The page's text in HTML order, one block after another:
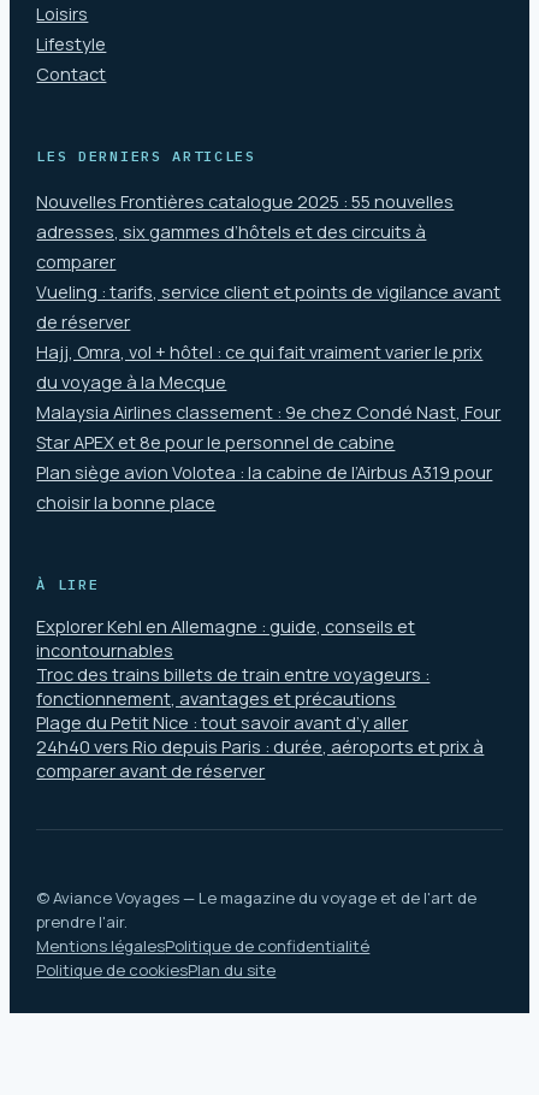
Loisirs
Lifestyle
Contact
LES DERNIERS ARTICLES
Nouvelles Frontières catalogue 2025 : 55 nouvelles
adresses, six gammes d’hôtels et des circuits à
comparer
Vueling : tarifs, service client et points de vigilance avant
de réserver
Hajj, Omra, vol + hôtel : ce qui fait vraiment varier le prix
du voyage à la Mecque
Malaysia Airlines classement : 9e chez Condé Nast, Four
Star APEX et 8e pour le personnel de cabine
Plan siège avion Volotea : la cabine de l’Airbus A319 pour
choisir la bonne place
À LIRE
Explorer Kehl en Allemagne : guide, conseils et
incontournables
Troc des trains billets de train entre voyageurs :
fonctionnement, avantages et précautions
Plage du Petit Nice : tout savoir avant d’y aller
24h40 vers Rio depuis Paris : durée, aéroports et prix à
comparer avant de réserver
© Aviance Voyages — Le magazine du voyage et de l'art de
prendre l'air.
Mentions légalesPolitique de confidentialité
Politique de cookiesPlan du site